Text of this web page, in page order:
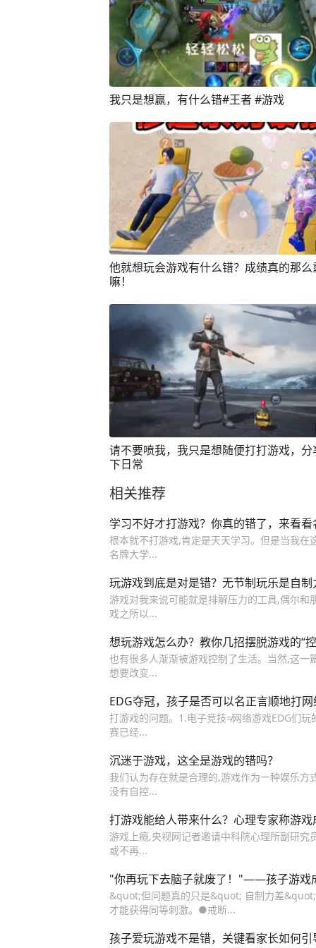
我只是想赢，有什么错#王者 #游戏
他就想玩会游戏有什么错？成绩真的那么
嘛！
请不要喷我，我只是想随便打打游戏，分
下日常
相关推荐
学习不好才打游戏？你真的错了，来看
根本就不打游戏,肯定是天天学习。但是当我
名牌大学...
玩游戏到底是对是错？无节制玩乐是自
游戏对我来说可能就是排解压力的工具,偶尔
戏之所以...
想玩游戏怎么办？教你几招摆脱游戏的“
也有很多人渐渐被游戏控制了生活。当然,这
想要改变...
EDG夺冠，孩子是否可以名正言顺地打
打游戏的问题。1.电子竞技≠网络游戏EDG们
赛已经...
沉迷于游戏，这全是游戏的错吗？
我们认为存在就是合理的,游戏作为一种娱乐
没有自控...
打游戏能给人带来什么？心理专家称游
游戏上瘾,央视网记者邀请中科院心理所副研
或不再...
"你再玩下去脑子就废了！"——孩子游戏
&quot;但问题真的只是&quot; 自制力差
才能获得同等刺激。●戒断...
孩子爱玩游戏不是错，关键看家长如何